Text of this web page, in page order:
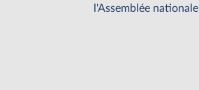
l'Assemblée nationale